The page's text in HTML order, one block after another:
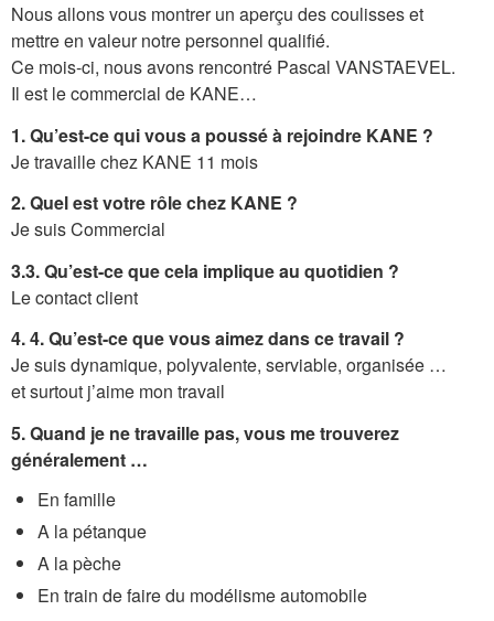
Nous allons vous montrer un aperçu des coulisses et
mettre en valeur notre personnel qualifié.
Ce mois-ci, nous avons rencontré Pascal VANSTAEVEL.
Il est le commercial de KANE…
1. Qu’est-ce qui vous a poussé à rejoindre KANE ?
Je travaille chez KANE 11 mois
2. Quel est votre rôle chez KANE ?
Je suis Commercial
3.3. Qu’est-ce que cela implique au quotidien ?
Le contact client
4. 4. Qu’est-ce que vous aimez dans ce travail ?
Je suis dynamique, polyvalente, serviable, organisée …
et surtout j’aime mon travail
5. Quand je ne travaille pas, vous me trouverez
généralement …
En famille
A la pétanque
A la pèche
En train de faire du modélisme automobile